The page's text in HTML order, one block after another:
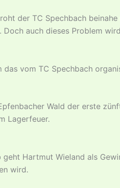
der TC Spechbach
auch dieses Problem
das vom TC Spechbach
Wald der erste
Lagerfeuer.
Hartmut Wieland als
wird.